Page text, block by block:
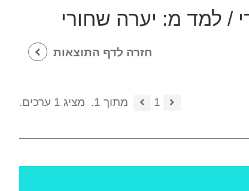
/ למד מ: יערה שחורי
חזרה לדף התוצאות
1 מתוך 1.
מציג 1 ערכים.